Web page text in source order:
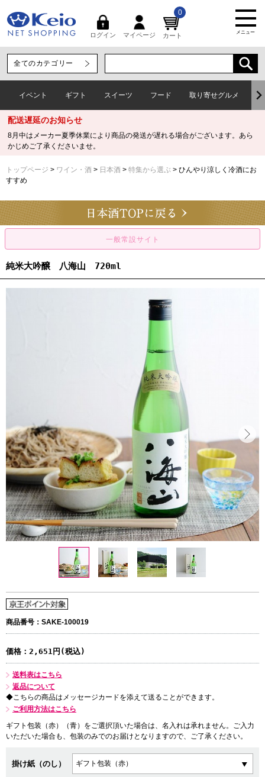
ログイン マイページ カート
0
メニュー
イベント ギフト スイーツ フード 取り寄せグルメ
配送遅延のお知らせ
8月中はメーカー夏季休業により商品の発送が遅れる場合がございます。あら
かじめご了承くださいませ。
トップページ ワイン・酒 日本酒 特集から選ぶ
ひんやり涼しく冷酒にお
すすめ
純米大吟醸 八海山 720ml
商品番号：SAKE-100019
価格： 2,651円(税込)
送料表はこちら
返品について
◆こちらの商品はメッセージカードを添えて送ることができます。
ご利用方法はこちら
ギフト包装（赤）（青）をご選択頂いた場合は、名入れは承れません。ご入力
いただいた場合も、包装のみでのお届けとなりますので、ご了承ください。
掛け紙（のし）